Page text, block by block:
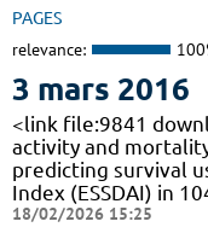
PAGES
relevance:
3 mars 2016
<link file:9841
activity and
predicting survival
Index (ESSDAI) in
18/02/2026 15:25